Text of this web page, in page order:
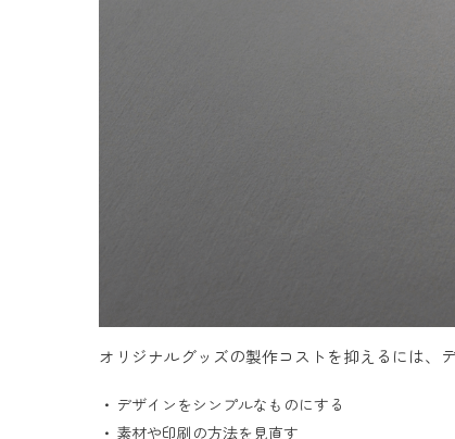
オリジナルグッズの製作コストを抑えるには、
デザインをシンプルなものにする
素材や印刷の方法を見直す